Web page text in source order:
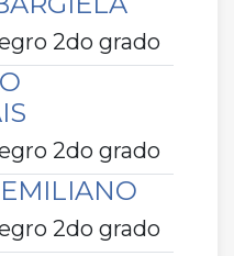
2do grado
2do grado
2do grado